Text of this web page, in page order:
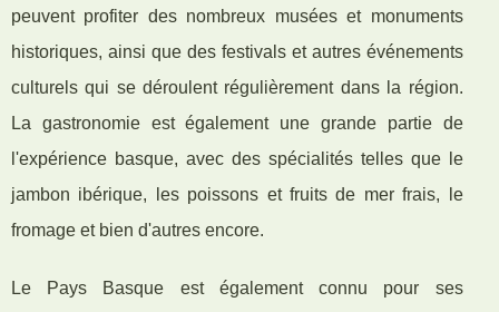
peuvent profiter des nombreux musées et monuments
historiques, ainsi que des festivals et autres événements
culturels qui se déroulent régulièrement dans la région.
La gastronomie est également une grande partie de
l'expérience basque, avec des spécialités telles que le
jambon ibérique, les poissons et fruits de mer frais, le
fromage et bien d'autres encore.
Le Pays Basque est également connu pour ses